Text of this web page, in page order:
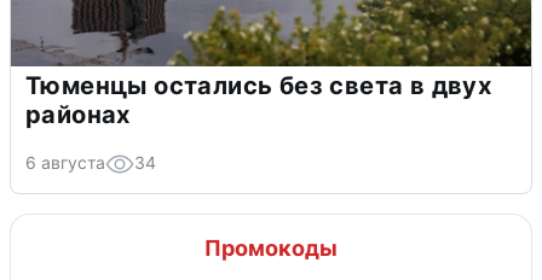
Тюменцы остались без света в двух
районах
6 августа 34
Промокоды